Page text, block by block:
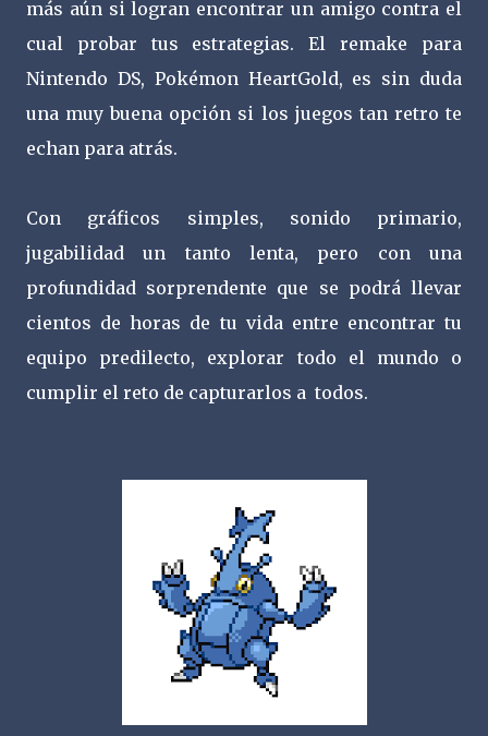
más aún si logran encontrar un amigo contra el
cual probar tus estrategias. El remake para
Nintendo DS, Pokémon HeartGold, es sin duda
una muy buena opción si los juegos tan retro te
echan para atrás.
Con gráficos simples, sonido primario,
jugabilidad un tanto lenta, pero con una
profundidad sorprendente que se podrá llevar
cientos de horas de tu vida entre encontrar tu
equipo predilecto, explorar todo el mundo o
cumplir el reto de capturarlos a todos.